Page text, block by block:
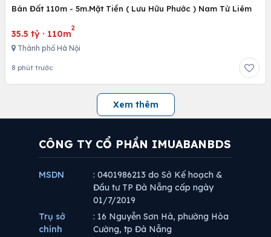
Bán Đất 110m - 5m.Mặt Tiền ( Lưu Hữu Phước ) Nam Từ Liêm
35.5 tỷ · 110m
2
Thành phố Hà Nội
8 phút trước
Xem thêm
CÔNG TY CỔ PHẦN IMUABANBDS
MSDN
: 0401986213 do Sở Kế hoạch &
Đầu tư TP Đà Nẵng cấp ngày
01/7/2019
Trụ sở
chính
: 16 Nguyễn Sơn Hà, phường Hòa
Cường, tp Đà Nẵng